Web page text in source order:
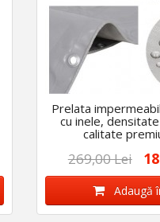
Prelata
cu inele,
calitate
269,00 Lei
Adaugă